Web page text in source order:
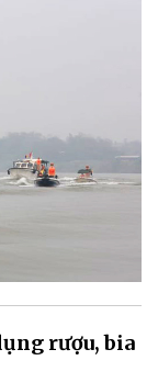
rượu, bia